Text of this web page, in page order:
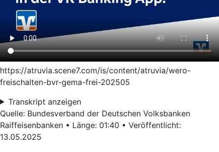
https://atruvia.scene7.com/is/content/atruvia/wero-
freischalten-bvr-gema-frei-202505
Transkript anzeigen
Quelle: Bundesverband der Deutschen Volksbanken
Raiffeisenbanken • Länge: 01:40 • Veröffentlicht:
13.05.2025